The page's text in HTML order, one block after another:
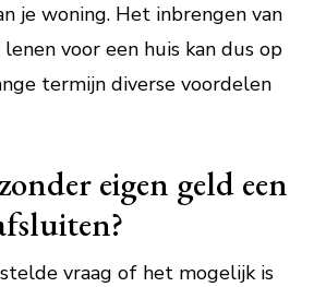
je woning. Het inbrengen van
voor een huis kan dus op
termijn diverse voordelen
eigen geld een
vraag of het mogelijk is